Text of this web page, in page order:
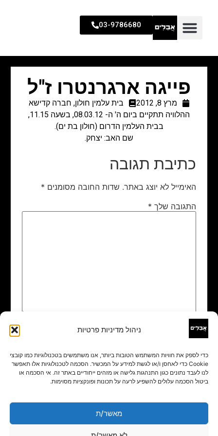
ניהול מדיניות פרטיות
כדי לספק את חוויות המשתמש הטובות ביותר, אנו משתמשים בטכנולוגיות כמו קובצי
Cookie כדי לאחסן ו/או לגשת למידע על המכשיר. הסכמה לטכנולוגיות אלו תאפשר
לנו לעבד נתונים כגון התנהגות גלישה או מזהים ייחודיים באתר זה. אי הסכמה או
ביטול הסכמה עלולים להשפיע לרעה על תכונות ופונקציות מסוימות.
מאשר/ת
03-9786680
פייגה ארגרנטרו ז"ל
מרץ 8, 2012 בית עלמין חולון, חברה קדישא
ההלוויה תתקיים ביום ה' ה- 08.03.12, בשעה 11.15,
בבית העלמין הדרום (חולון בת ים).
שם האב: יצחק.
כתיבת תגובה
האימייל לא יוצג באתר. שדות החובה מסומנים *
התגובה שלך *
שם
אימייל*